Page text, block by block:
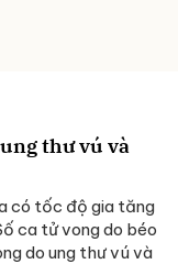
thư vú và
có tốc độ gia tăng
ca tử vong do béo
do ung thư vú và